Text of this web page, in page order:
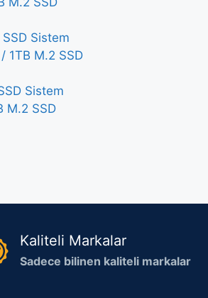
Sistem
1TB M.2 SSD
Sistem
M.2 SSD
Kaliteli Markalar
Sadece bilinen kaliteli markalar